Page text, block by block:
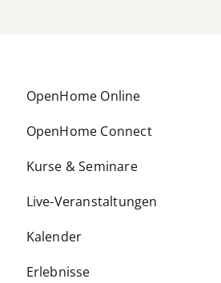
OpenHome Online
OpenHome Connect
Kurse & Seminare
Live-Veranstaltungen
Kalender
Erlebnisse